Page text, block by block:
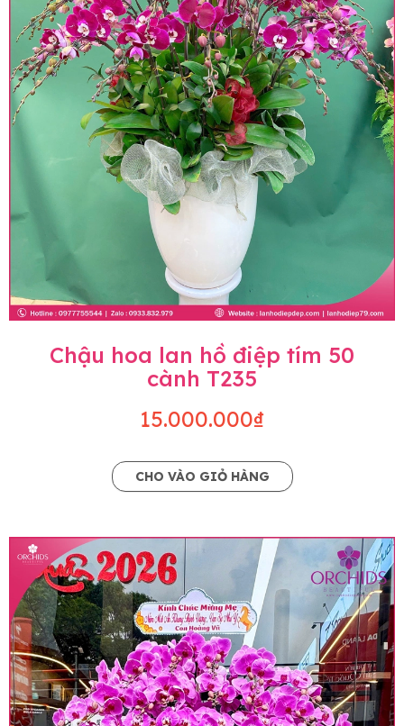
Chậu hoa lan hồ điệp tím 50
cành T235
15.000.000₫
CHO VÀO GIỎ HÀNG